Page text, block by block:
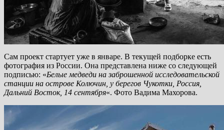
Сам проект стартует уже в январе. В текущей подборке есть
фотография из России. Она представлена ниже со следующей
подписью: «Белые медведи на заброшенной исследовательской
станции на острове Колючин, у берегов Чукотки, Россия,
Дальний Восток, 14 сентября«. Фото Вадима Махорова.